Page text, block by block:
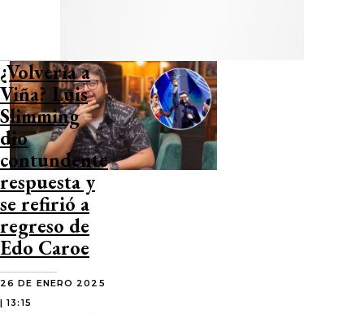
¿Volvería a
Viña? Luis
Slimming
dio
contundente
respuesta y
se refirió a
regreso de
Edo Caroe
26 DE ENERO 2025
| 13:15